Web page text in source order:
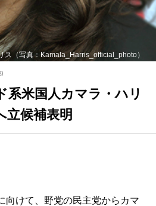
ス（写真：Kamala_Harris_official_photo）
系米国人カマラ・ハリ
候補表明
向けて、野党の民主党からカマ